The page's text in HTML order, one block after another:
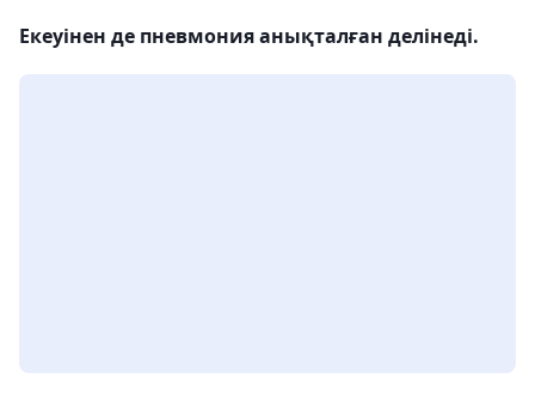
Екеуінен де пневмония анықталған делінеді.